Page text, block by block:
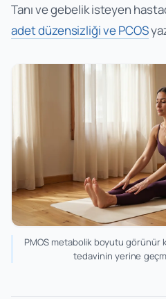
Tanı ve gebelik isteyen
adet düzensizliği ve PCOS
PMOS metabolik boyutu görünür
tedavinin yerine